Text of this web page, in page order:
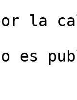
la
es